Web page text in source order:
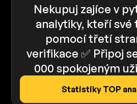
Nekupuj zajíce v
analytiky, kteří své
pomocí třetí
verifikace ✅️️ Připoj
000 spokojeným
Statistiky TOP